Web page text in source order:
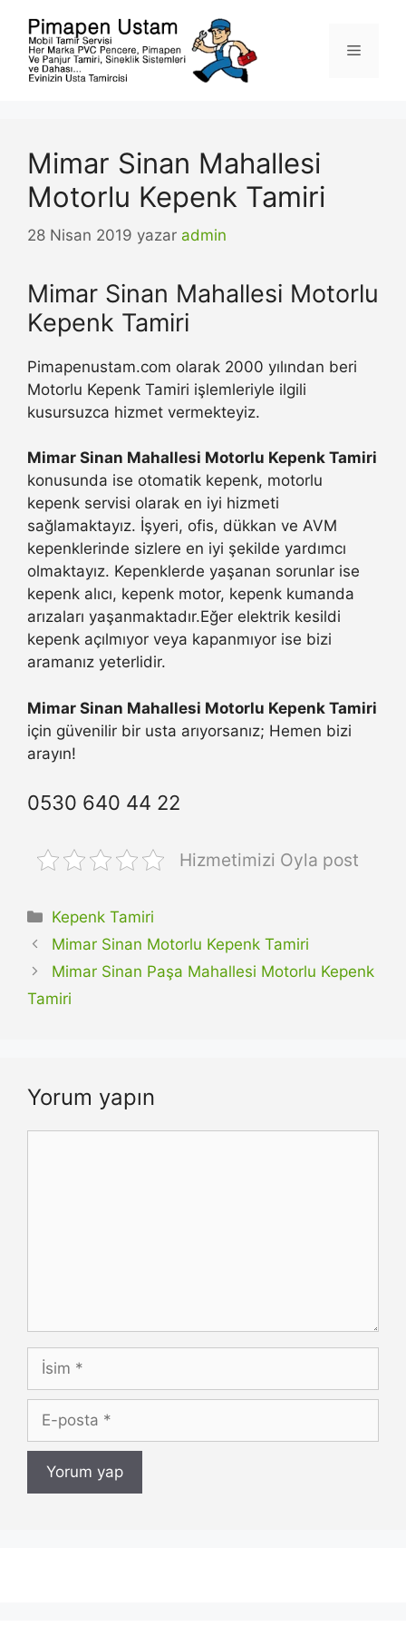
Menü
Mimar Sinan Mahallesi
Motorlu Kepenk Tamiri
28 Nisan 2019 yazar admin
Mimar Sinan Mahallesi Motorlu
Kepenk Tamiri
Pimapenustam.com olarak 2000 yılından beri
Motorlu Kepenk Tamiri işlemleriyle ilgili
kusursuzca hizmet vermekteyiz.
Mimar Sinan Mahallesi Motorlu Kepenk Tamiri
konusunda ise otomatik kepenk, motorlu
kepenk servisi olarak en iyi hizmeti
sağlamaktayız. İşyeri, ofis, dükkan ve AVM
kepenklerinde sizlere en iyi şekilde yardımcı
olmaktayız. Kepenklerde yaşanan sorunlar ise
kepenk alıcı, kepenk motor, kepenk kumanda
arızaları yaşanmaktadır.Eğer elektrik kesildi
kepenk açılmıyor veya kapanmıyor ise bizi
aramanız yeterlidir.
Mimar Sinan Mahallesi Motorlu Kepenk Tamiri
için güvenilir bir usta arıyorsanız; Hemen bizi
arayın!
0530 640 44 22
Hizmetimizi Oyla post
Kategoriler
Kepenk Tamiri
Mimar Sinan Motorlu Kepenk Tamiri
Mimar Sinan Paşa Mahallesi Motorlu Kepenk
Tamiri
Yorum yapın
İsim
posta